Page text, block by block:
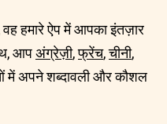
हमारे ऐप में आपका इंतज़ार
आपअंग्रेज़ी,फ्रेंच,चीनी,
में अपने शब्दावली और कौशल